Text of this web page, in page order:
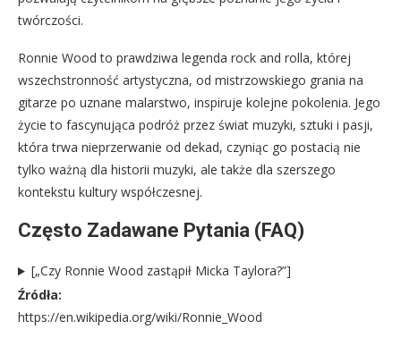
twórczości.
Ronnie Wood to prawdziwa legenda rock and rolla, której
wszechstronność artystyczna, od mistrzowskiego grania na
gitarze po uznane malarstwo, inspiruje kolejne pokolenia. Jego
życie to fascynująca podróż przez świat muzyki, sztuki i pasji,
która trwa nieprzerwanie od dekad, czyniąc go postacią nie
tylko ważną dla historii muzyki, ale także dla szerszego
kontekstu kultury współczesnej.
Często Zadawane Pytania (FAQ)
[„Czy Ronnie Wood zastąpił Micka Taylora?”]
Źródła:
https://en.wikipedia.org/wiki/Ronnie_Wood